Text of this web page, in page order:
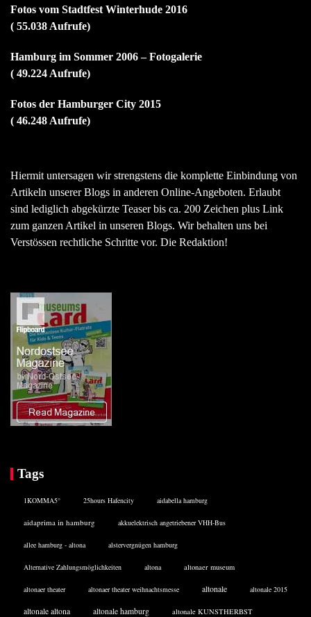
Fotos vom Stadtfest Winterhude 2016
( 55.038 Aufrufe)
Hamburg im Sommer 2006 – Fotogalerie
( 49.224 Aufrufe)
Fotos der Hamburger City 2015
( 46.248 Aufrufe)
Hiermit untersagen wir strengstens die komplette Einbindung von
Artikeln unserer Blogs in anderen Online-Angeboten. Erlaubt
sind lediglich abgekürzte Teaser bis ca. 200 Zeichen plus Link
zum ganzen Artikel in unseren Blogs. Wir behalten uns bei
Verstössen rechtliche Schritte vor. Die Redaktion!
Tags
1KOMMA5° 25hours Hafencity aidabella hamburg
aidaprima in hamburg akkuelektrisch angetriebener VHH-Bus
allee hamburg - altona alstervergnügen hamburg
Alternative Zahlungsmöglichkeiten altona altonaer museum
altonaer theater altonaer theater weihnachtsmesse altonale altonale 2015
altonale altona altonale hamburg altonale KUNSTHERBST